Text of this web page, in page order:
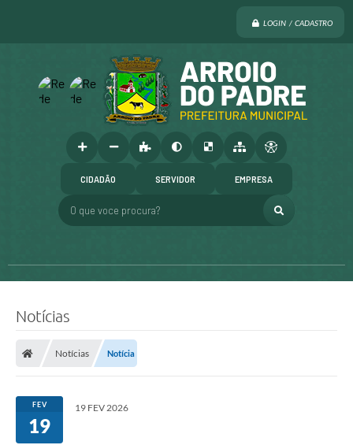
LOGIN / CADASTRO
O que voce procura?
CIDADÃO SERVIDOR EMPRESA
Notícias
Notícias Notícia
FEV
19
19 FEV 2026